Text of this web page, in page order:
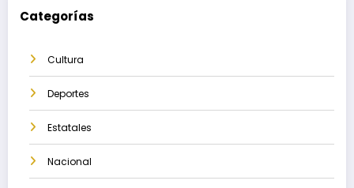
Categorías
Cultura
Deportes
Estatales
Nacional